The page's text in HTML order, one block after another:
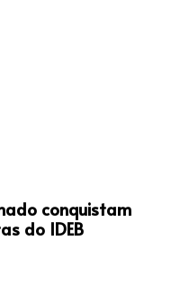
conquistam
do IDEB